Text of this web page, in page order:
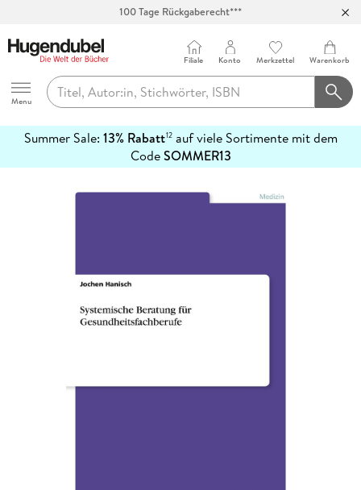
100 Tage Rückgaberecht***
Hugendubel
Menu
Filiale Konto Merkzettel Warenkorb
Summer Sale: 13% Rabatt12auf viele Sortimente mit dem
CodeSOMMER13
erfahren